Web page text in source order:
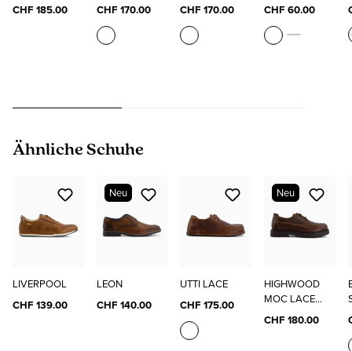
CHF 185.00
CHF 170.00
CHF 170.00
CHF 60.00
Produktgalerie überspringen
Ähnliche Schuhe
LIVERPOOL
CHF 139.00
Neu
LEON
CHF 140.00
UTTI LACE
CHF 175.00
Neu
HIGHWOOD
MOC LACE
LOW
CHF 180.00